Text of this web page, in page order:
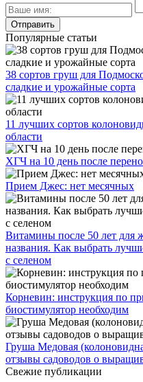
Популярные статьи
38 сортов груш для
сладкие и урожайные сорта
11 лучших сортов
области
ХГЧ на 10 день после
Прием Джес: нет месячных
Витамины после 50 лет для
названия. Как выбрать
с селеном
Корневин: инструкция по
биостимулятор необходим
Груша Медовая
отзывы садоводов о
Свежие публикации